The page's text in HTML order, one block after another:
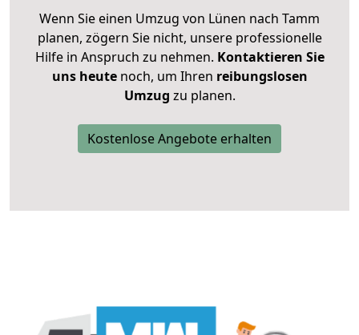
Wenn Sie einen Umzug von Lünen nach Tamm
planen, zögern Sie nicht, unsere professionelle
Hilfe in Anspruch zu nehmen. Kontaktieren Sie
uns heutenoch, um Ihren reibungslosen
Umzug zu planen.
Kostenlose Angebote erhalten